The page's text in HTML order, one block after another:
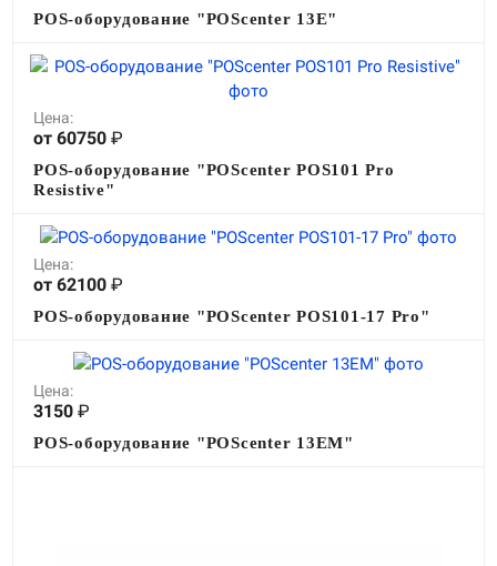
POS-оборудование "POScenter 13E"
Цена:
от 60750 ₽
POS-оборудование "POScenter POS101 Pro
Resistive"
Цена:
от 62100 ₽
POS-оборудование "POScenter POS101-17 Pro"
Цена:
3150 ₽
POS-оборудование "POScenter 13EM"